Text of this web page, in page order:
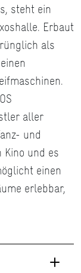
steht ein
Erbaut
als
aller
und
und es
einen
erlebbar,